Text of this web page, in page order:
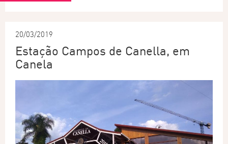
20/03/2019
Estação Campos de Canella, em
Canela